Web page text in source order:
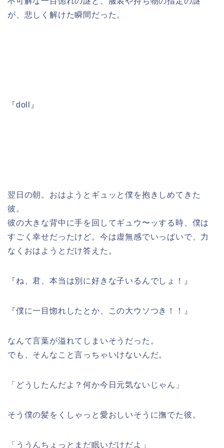
が、悲しく解けた瞬間だった。
『doll』
翌日の朝。おはようとギュッと僕を抱きしめてきた
彼。
彼の大きな背中に手を回してギュウ〜ッする時、僕は
すごく幸せだったけど。今は虚無感でいっぱいで、力
なくおはようとだけ答えた。
『ね、君、本当は別に好きな子いるんでしょ！』
『僕に一目惚れしたとか、この大ウソつき！！』
なんて言葉が溢れてしまいそうだった。
でも、そんなこと言っちゃいけないんだ。
「どうしたんだよ？何か今日元気ないじゃん」
そう僕の髪をくしゃっと愛おしいそうに撫でた彼。
「ううんちょっとまだ眠いだけだよ」